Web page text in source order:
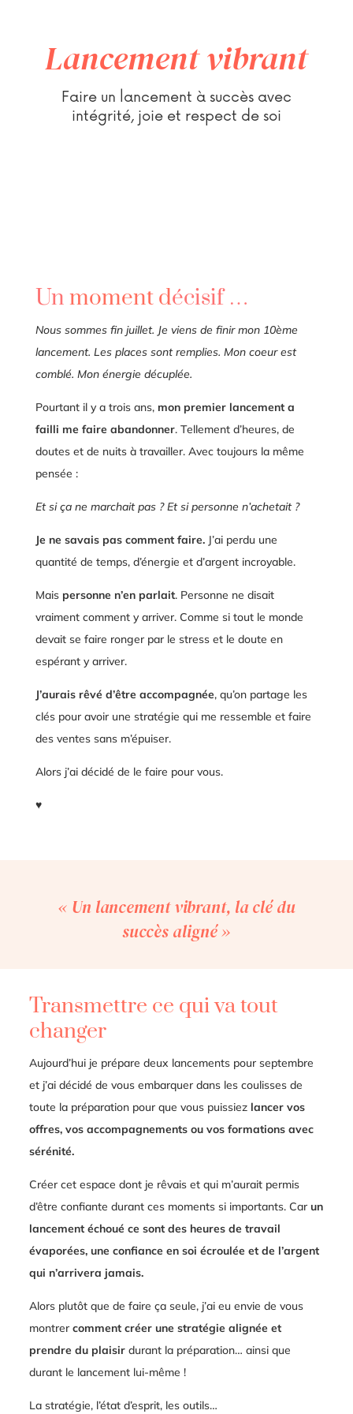
Lancement vibrant
Faire un lancement à succès avec
intégrité, joie et respect de soi
Un moment décisif …
Nous sommes fin juillet. Je viens de finir mon 10ème
lancement. Les places sont remplies. Mon coeur est
comblé. Mon énergie décuplée.
Pourtant il y a trois ans, mon premier lancement a
failli me faire abandonner. Tellement d’heures, de
doutes et de nuits à travailler. Avec toujours la même
pensée :
Et si ça ne marchait pas ? Et si personne n’achetait ?
Je ne savais pas comment faire.J’ai perdu une
quantité de temps, d’énergie et d’argent incroyable.
Maispersonne n’en parlait. Personne ne disait
vraiment comment y arriver. Comme si tout le monde
devait se faire ronger par le stress et le doute en
espérant y arriver.
J’aurais rêvé d’être accompagnée, qu’on partage les
clés pour avoir une stratégie qui me ressemble et faire
des ventes sans m’épuiser.
Alors j’ai décidé de le faire pour vous.
♥
« Un lancement vibrant, la clé du
succès aligné »
Transmettre ce qui va tout
changer
Aujourd’hui je prépare deux lancements pour septembre
et j’ai décidé de vous embarquer dans les coulisses de
toute la préparation pour que vous puissiez lancer vos
offres, vos accompagnements ou vos formations avec
sérénité.
Créer cet espace dont je rêvais et qui m’aurait permis
d’être confiante durant ces moments si importants. Car un
lancement échoué ce sont des heures de travail
évaporées, une confiance en soi écroulée et de l’argent
qui n’arrivera jamais.
Alors plutôt que de faire ça seule, j’ai eu envie de vous
montrercomment créer une stratégie alignée et
prendre du plaisir durant la préparation… ainsi que
durant le lancement lui-même !
La stratégie, l’état d’esprit, les outils…